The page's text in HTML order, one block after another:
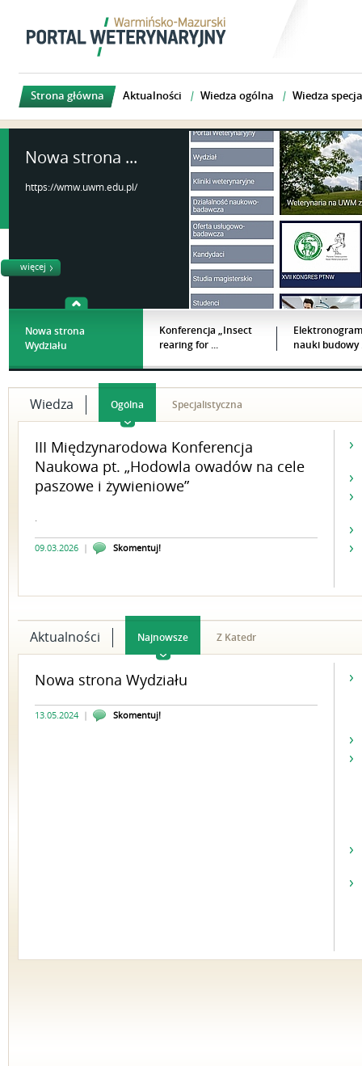
Strona główna Aktualności Wiedza ogólna Wiedza
Nowa strona ...
https://wmw.uwm.edu.pl/
więcej
Nowa strona
Wydziału
Konferencja „Insect
rearing for ...
nauki budowy
Wiedza Ogólna Specjalistyczna
III Międzynarodowa Konferencja
Naukowa pt. „Hodowla owadów na cele
paszowe i żywieniowe”
.
09.03.2026 | Skomentuj!
Aktualności Najnowsze Z Katedr
Nowa strona Wydziału
13.05.2024 | Skomentuj!